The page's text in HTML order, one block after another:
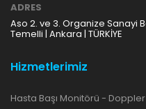
ADRES
Aso 2. ve 3. Organize Sanayi
Temelli | Ankara | TÜRKİYE
Hizmetlerimiz
Hasta Başı Monitörü -